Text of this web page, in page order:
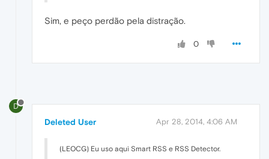
Sim, e peço perdão pela distração.
0
D
Deleted User Apr 28, 2014, 4:06 AM
(LEOCG) Eu uso aqui Smart RSS e RSS Detector.